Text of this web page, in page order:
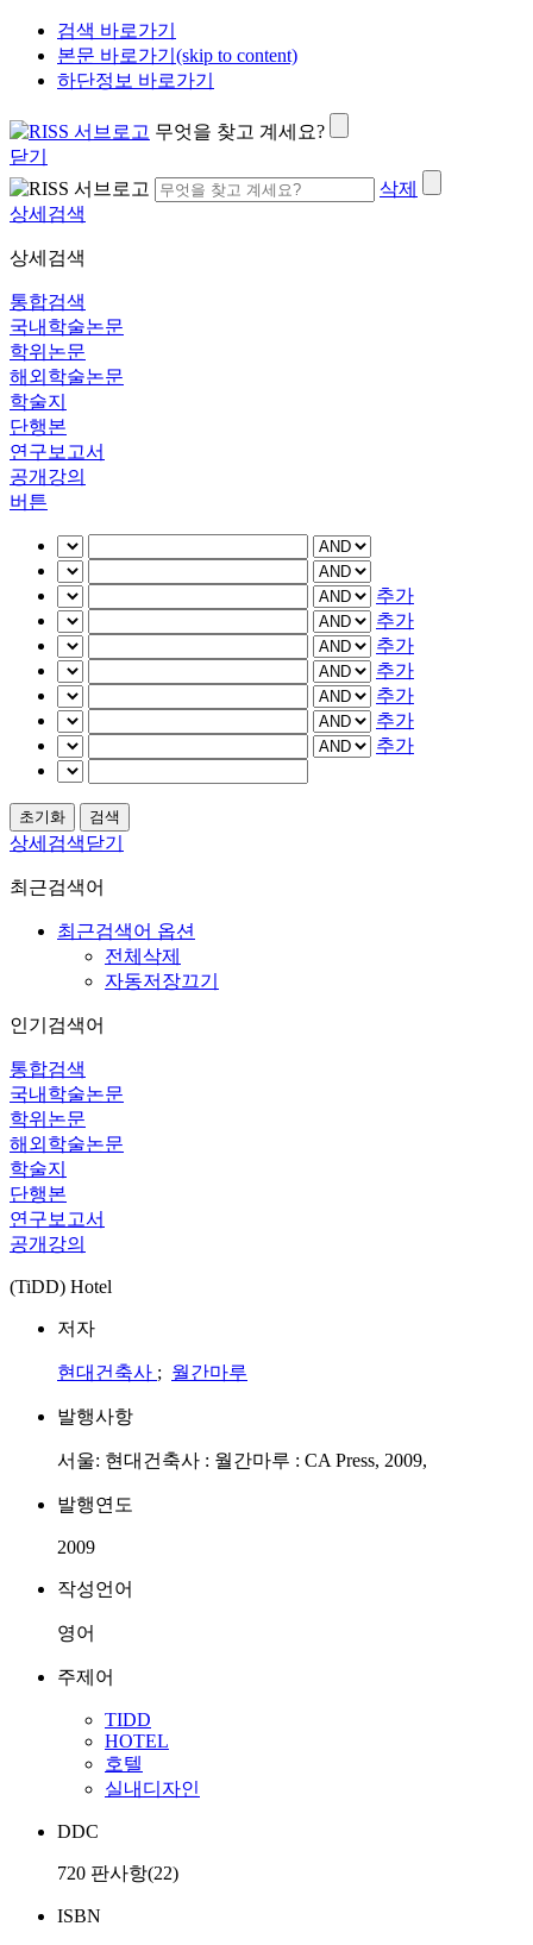
검색 바로가기
본문 바로가기(skip to content)
하단정보 바로가기
무엇을 찾고 계세요?
닫기
삭제
상세검색
상세검색
통합검색
국내학술논문
학위논문
해외학술논문
학술지
단행본
연구보고서
공개강의
버튼
추가
추가
추가
추가
추가
추가
추가
상세검색닫기
최근검색어
최근검색어 옵션
전체삭제
자동저장끄기
인기검색어
통합검색
국내학술논문
학위논문
해외학술논문
학술지
단행본
연구보고서
공개강의
(TiDD) Hotel
저자
현대건축사 ; 월간마루
발행사항
서울: 현대건축사 : 월간마루 : CA Press, 2009,
발행연도
2009
작성언어
영어
주제어
TIDD
HOTEL
호텔
실내디자인
DDC
720 판사항(22)
ISBN